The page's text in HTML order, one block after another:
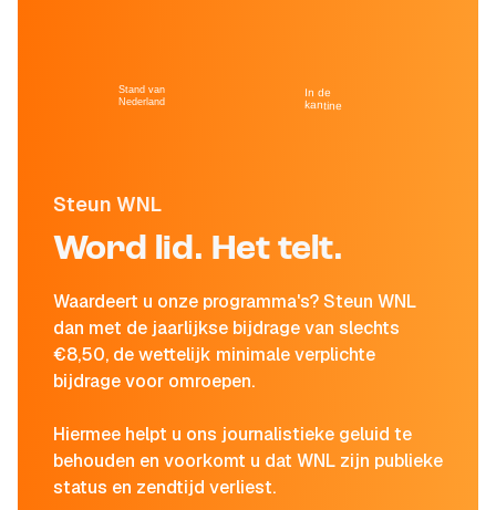
Steun WNL
Word lid. Het telt.
Waardeert u onze programma's? Steun WNL
dan met de jaarlijkse bijdrage van slechts
€8,50, de wettelijk minimale verplichte
bijdrage voor omroepen.
Hiermee helpt u ons journalistieke geluid te
behouden en voorkomt u dat WNL zijn publieke
status en zendtijd verliest.
Stand van
Nederland
In de
kantine